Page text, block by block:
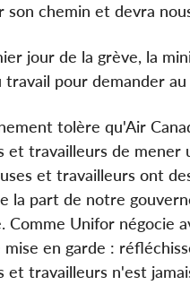
son chemin et devra
jour de la grève, la
travail pour demander
tolère qu'Air
et travailleurs de
et travailleurs ont
la part de notre
Comme Unifor négocie
en garde :
et travailleurs n'est